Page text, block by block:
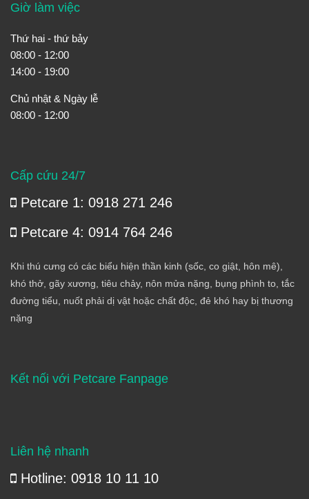
Giờ làm việc
Thứ hai - thứ bảy
08:00 - 12:00
14:00 - 19:00
Chủ nhật & Ngày lễ
08:00 - 12:00
Cấp cứu 24/7
Petcare 1: 0918 271 246
Petcare 4: 0914 764 246
Khi thú cưng có các biểu hiện thần kinh (sốc, co giật, hôn mê),
khó thở, gãy xương, tiêu chảy, nôn mửa nặng, bụng phình to, tắc
đường tiểu, nuốt phải dị vật hoặc chất độc, đẻ khó hay bị thương
nặng
Kết nối với Petcare Fanpage
Liên hệ nhanh
Hotline: 0918 10 11 10